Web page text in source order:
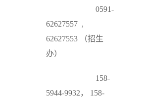
0591-
62627557 ,
62627553 （招生
办）
158-
5944-9932， 158-